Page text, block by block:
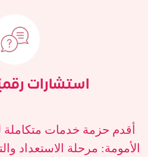
استشارات
أقدم حزمة خدمات
الأمومة: مرحلة الاستعداد